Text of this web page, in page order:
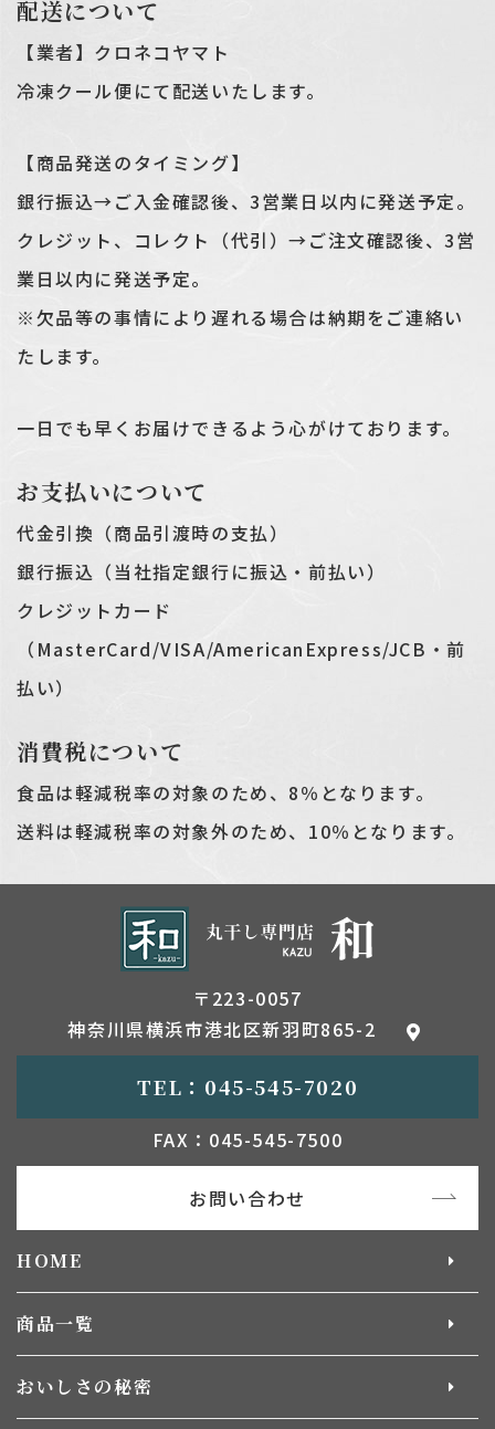
配送について
【業者】クロネコヤマト
冷凍クール便にて配送いたします。
【商品発送のタイミング】
銀行振込→ご入金確認後、3営業日以内に発送予定。
クレジット、コレクト（代引）→ご注文確認後、3営
業日以内に発送予定。
※欠品等の事情により遅れる場合は納期をご連絡い
たします。
一日でも早くお届けできるよう心がけております。
お支払いについて
代金引換（商品引渡時の支払）
銀行振込（当社指定銀行に振込・前払い）
クレジットカード
（MasterCard/VISA/AmericanExpress/JCB・前
払い）
消費税について
食品は軽減税率の対象のため、8％となります。
送料は軽減税率の対象外のため、10％となります。
〒223-0057
神奈川県横浜市港北区新羽町865-2
TEL：045-545-7020
FAX：045-545-7500
お問い合わせ
HOME
商品一覧
おいしさの秘密